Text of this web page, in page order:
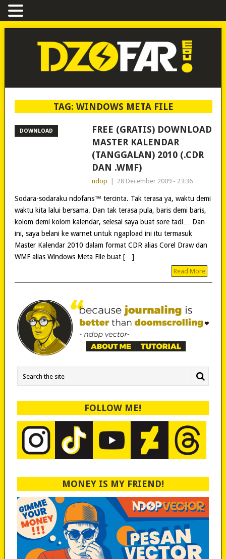
TAG: WINDOWS META FILE
DOWNLOAD
FREE (GRATIS) DOWNLOAD
MASTER KALENDAR
(TANGGALAN) 2010 (.CDR
DAN .WMF)
ndop 28 December 2009 - 23:36
Sodara-sodaraku ndofans™ tercinta. Tak terasa ya, waktu demi
waktu kita lalui bersama. Dan tak terasa pula, baris demi baris,
kolom demi kolom kalendar, selesai saya buat sore tadi… Dan
ini, saya belani ke warnet untuk ngapload ini itu termasuk
Master Kalendar 2010 dalam format CDR alias Corel Draw dan
WMF alias Windows Meta File buat […]
Read More
FOLLOW ME!
MONEY IS MY FRIEND!